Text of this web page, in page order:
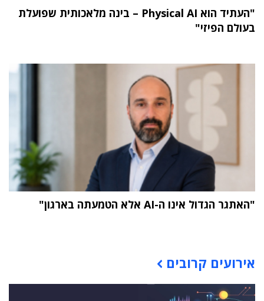
"העתיד הוא Physical AI – בינה מלאכותית שפועלת
בעולם הפיזי"
"האתגר הגדול אינו ה-AI אלא הטמעתה בארגון"
אירועים קרובים